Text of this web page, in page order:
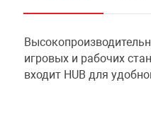
игровых и рабочих
входит HUB для